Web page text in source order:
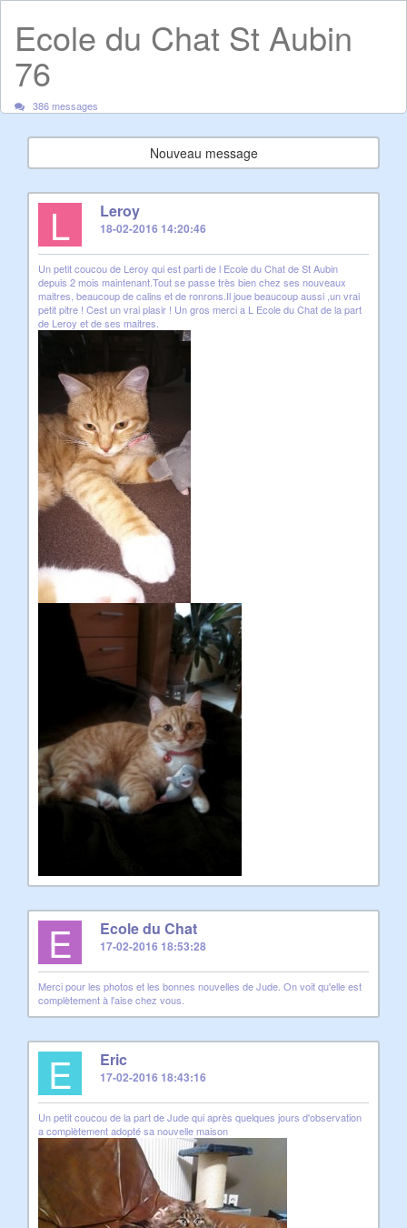
Ecole du Chat St Aubin
76
386 messages
Nouveau message
L Leroy
18-02-2016 14:20:46
Un petit coucou de Leroy qui est parti de l Ecole du Chat de St Aubin
depuis 2 mois maintenant.Tout se passe très bien chez ses nouveaux
maitres, beaucoup de calins et de ronrons.Il joue beaucoup aussi ,un vrai
petit pitre ! Cest un vrai plasir ! Un gros merci a L Ecole du Chat de la part
de Leroy et de ses maitres.
E Ecole du Chat
17-02-2016 18:53:28
Merci pour les photos et les bonnes nouvelles de Jude. On voit qu'elle est
complètement à l'aise chez vous.
E Eric
17-02-2016 18:43:16
Un petit coucou de la part de Jude qui après quelques jours d'observation
a complètement adopté sa nouvelle maison